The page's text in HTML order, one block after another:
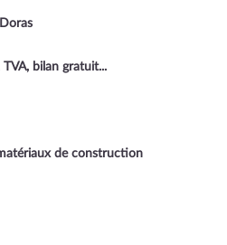
bilan gratuit...
de construction